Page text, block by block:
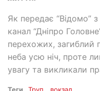
Як передає “Відомо”
канал “Дніпро
перехожих, загиблий
неба усю ніч, проте
увагу та викликали